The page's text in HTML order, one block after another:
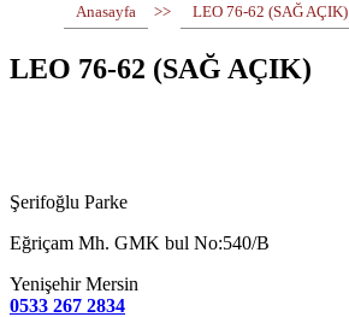
Anasayfa >> LEO 76-62 (SAĞ AÇIK)
LEO 76-62 (SAĞ AÇIK)
Şerifoğlu Parke
Eğriçam Mh. GMK bul No:540/B
Yenişehir Mersin
0533 267 2834